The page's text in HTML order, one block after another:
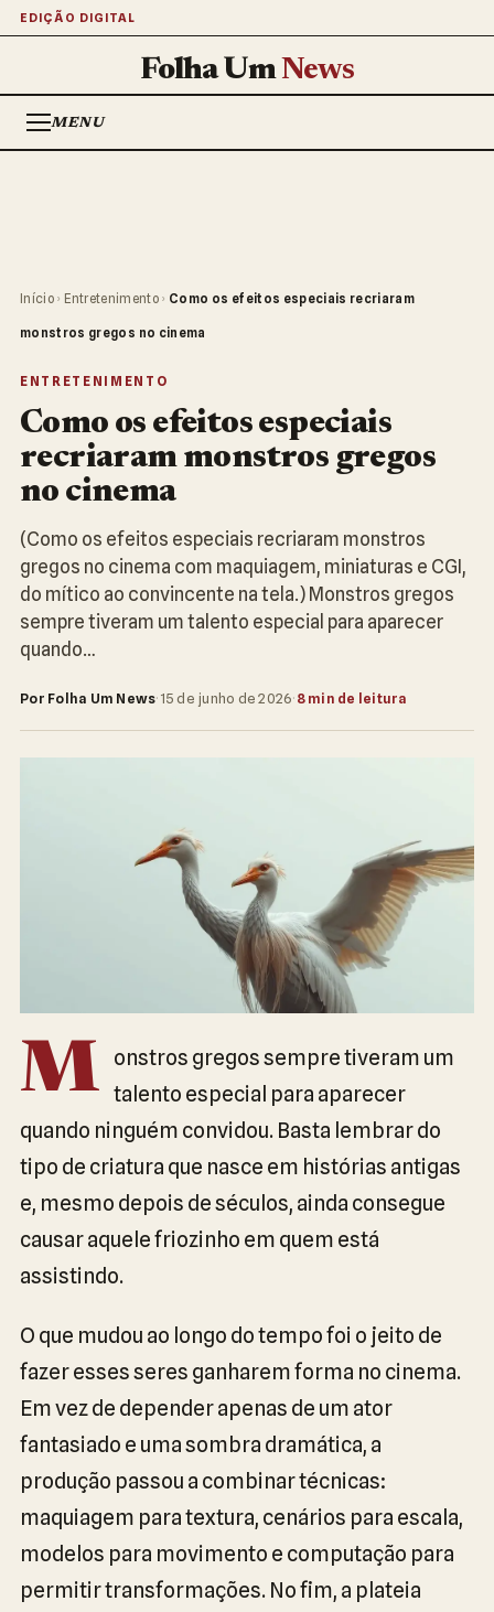
EDIÇÃO DIGITAL
Folha UmNews
MENU
Início › Entretenimento › Como os efeitos especiais recriaram
monstros gregos no cinema
ENTRETENIMENTO
Como os efeitos especiais
recriaram monstros gregos
no cinema
(Como os efeitos especiais recriaram monstros
gregos no cinema com maquiagem, miniaturas e CGI,
do mítico ao convincente na tela.) Monstros gregos
sempre tiveram um talento especial para aparecer
quando…
Por Folha Um News· 15 de junho de 2026· 8 min de leitura
M
onstros gregos sempre tiveram um
talento especial para aparecer
quando ninguém convidou. Basta lembrar do
tipo de criatura que nasce em histórias antigas
e, mesmo depois de séculos, ainda consegue
causar aquele friozinho em quem está
assistindo.
O que mudou ao longo do tempo foi o jeito de
fazer esses seres ganharem forma no cinema.
Em vez de depender apenas de um ator
fantasiado e uma sombra dramática, a
produção passou a combinar técnicas:
maquiagem para textura, cenários para escala,
modelos para movimento e computação para
permitir transformações. No fim, a plateia